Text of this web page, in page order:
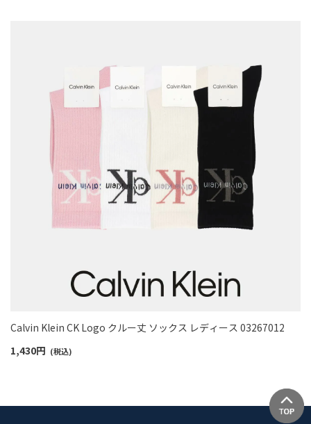
Calvin Klein CK Logo クルー丈 ソックス レディース 03267012
1,430円 (税込)